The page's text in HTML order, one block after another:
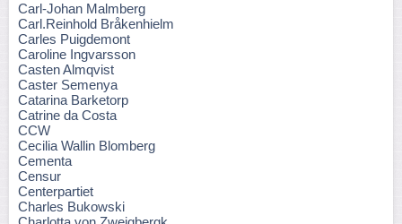
Carl-Johan Malmberg
Carl.Reinhold Bråkenhielm
Carles Puigdemont
Caroline Ingvarsson
Casten Almqvist
Caster Semenya
Catarina Barketorp
Catrine da Costa
CCW
Cecilia Wallin Blomberg
Cementa
Censur
Centerpartiet
Charles Bukowski